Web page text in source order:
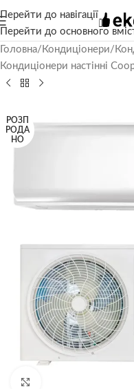
Перейти до навігації
Перейти до основного
Головна/ Кондиціонери/
Кондиціонери настінні
РОЗП
РОДА
НО